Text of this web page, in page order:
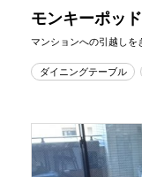
モンキーポッ
マンションへの引越しを
ダイニングテーブル